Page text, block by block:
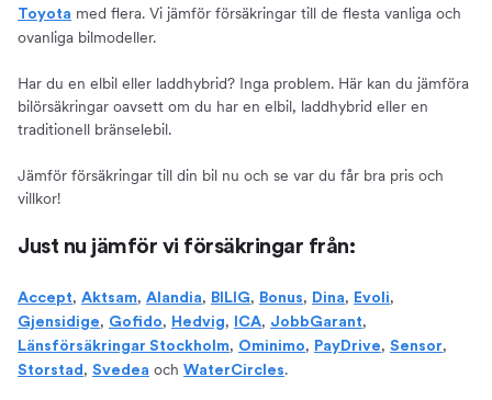
Toyota med flera. Vi jämför försäkringar till de flesta vanliga och
ovanliga bilmodeller.
Har du en elbil eller laddhybrid? Inga problem. Här kan du jämföra
bilörsäkringar oavsett om du har en elbil, laddhybrid eller en
traditionell bränselebil.
Jämför försäkringar till din bil nu och se var du får bra pris och
villkor!
Just nu jämför vi försäkringar från:
Accept, Aktsam, Alandia, BILIG, Bonus, Dina, Evoli,
Gjensidige, Gofido, Hedvig, ICA, JobbGarant,
Länsförsäkringar Stockholm, Ominimo, PayDrive, Sensor,
Storstad , Svedea och WaterCircles.